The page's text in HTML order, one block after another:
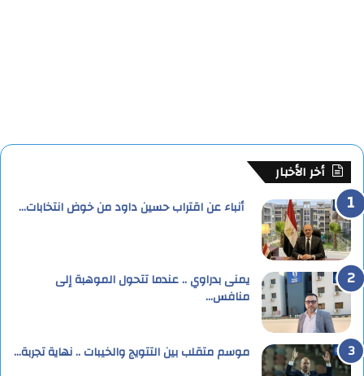
أخر الأخبار
أنباء عن اقتراب حسين داود من خوض انتخابات…
يمنى بدراوي .. عندما تتحول الموهبة إلى
منافس…
موسم متقلب بين التتويج والخيبات .. نهاية تجربة…